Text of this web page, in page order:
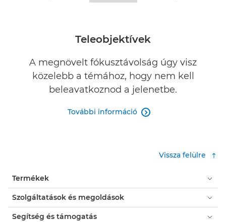
Teleobjektívek
A megnövelt fókusztávolság úgy visz
közelebb a témához, hogy nem kell
beleavatkoznod a jelenetbe.
További információ 
Vissza felülre
Termékek
Szolgáltatások és megoldások
Segítség és támogatás